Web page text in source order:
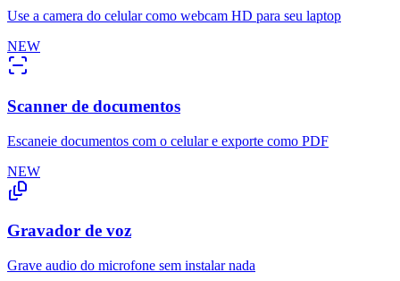
Use a camera do celular como webcam HD para seu laptop
NEW
Scanner de documentos
Escaneie documentos com o celular e exporte como PDF
NEW
Gravador de voz
Grave audio do microfone sem instalar nada